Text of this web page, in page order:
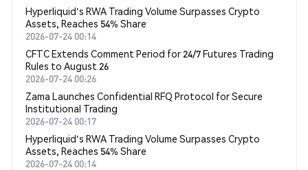
Hyperliquid's RWA Trading Volume Surpasses Crypto
Assets, Reaches 54% Share
2026-07-24 00:14
CFTC Extends Comment Period for 24/7 Futures Trading
Rules to August 26
2026-07-24 00:26
Zama Launches Confidential RFQ Protocol for Secure
Institutional Trading
2026-07-24 00:17
Hyperliquid's RWA Trading Volume Surpasses Crypto
Assets, Reaches 54% Share
2026-07-24 00:14